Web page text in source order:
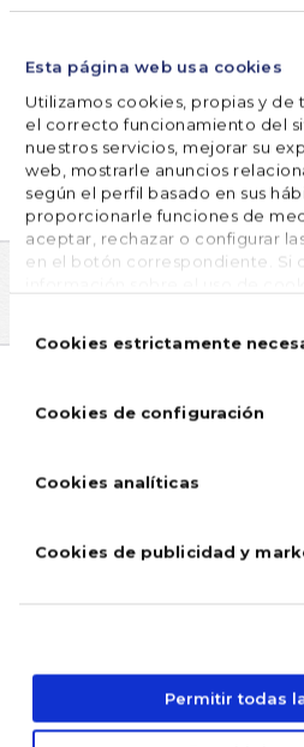
Esta página web usa cookies
Utilizamos cookies, propias y de
el correcto funcionamiento del
nuestros servicios, mejorar su
web, mostrarle anuncios
según el perfil basado en sus
proporcionarle funciones de
aceptar, rechazar o configurar
en el botón correspondiente. Si
deCookies estrictamente
Cookies de configuración
Cookies analíticas
Cookies de publicidad y
Permitir todas
podemos aprovechar la
las bombas de calor Existen
SABER MÁS
2018
2020
2024